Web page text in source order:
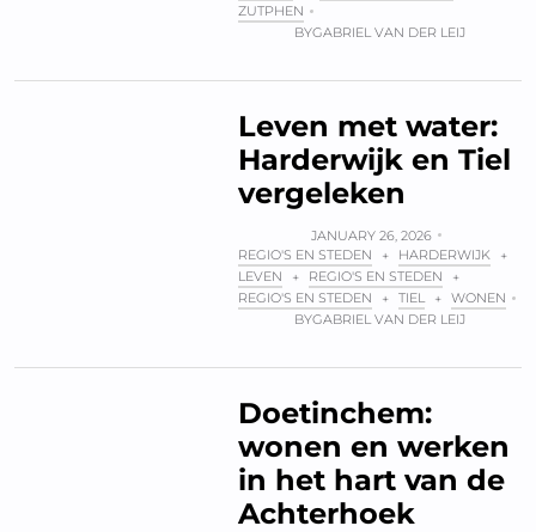
ZUTPHEN
BYGABRIEL VAN DER LEIJ
Leven met water:
Harderwijk en Tiel
vergeleken
JANUARY 26, 2026
REGIO'S EN STEDEN
+ HARDERWIJK
+
LEVEN
+ REGIO'S EN STEDEN
+
REGIO'S EN STEDEN
+ TIEL + WONEN
BYGABRIEL VAN DER LEIJ
Doetinchem:
wonen en werken
in het hart van de
Achterhoek